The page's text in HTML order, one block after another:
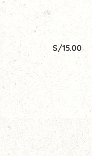
S/15.00